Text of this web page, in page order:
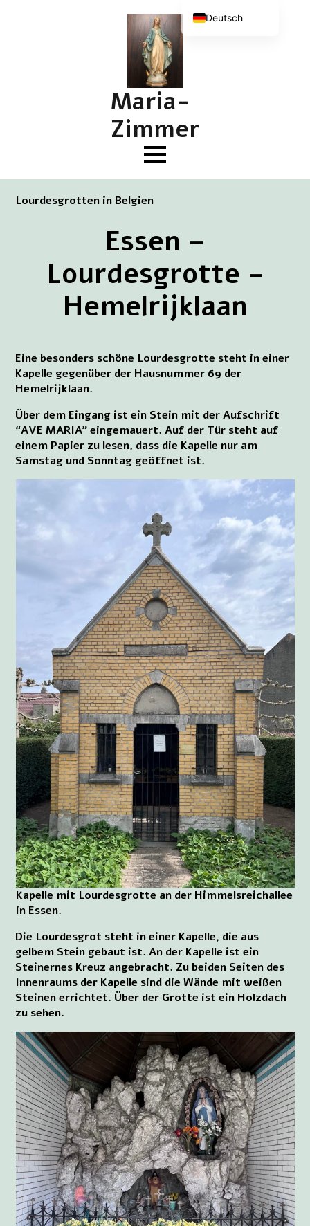
Maria-
Zimmer
Lourdesgrotten in Belgien
Essen –
Lourdesgrotte –
Hemelrijklaan
Eine besonders schöne Lourdesgrotte steht in einer
Kapelle gegenüber der Hausnummer 69 der
Hemelrijklaan.
Über dem Eingang ist ein Stein mit der Aufschrift
“AVE MARIA” eingemauert. Auf der Tür steht auf
einem Papier zu lesen, dass die Kapelle nur am
Samstag und Sonntag geöffnet ist.
Kapelle mit Lourdesgrotte an der Himmelsreichallee
in Essen.
Die Lourdesgrot steht in einer Kapelle, die aus
gelbem Stein gebaut ist. An der Kapelle ist ein
Steinernes Kreuz angebracht. Zu beiden Seiten des
Innenraums der Kapelle sind die Wände mit weißen
Steinen errichtet. Über der Grotte ist ein Holzdach
zu sehen.
Deutsch